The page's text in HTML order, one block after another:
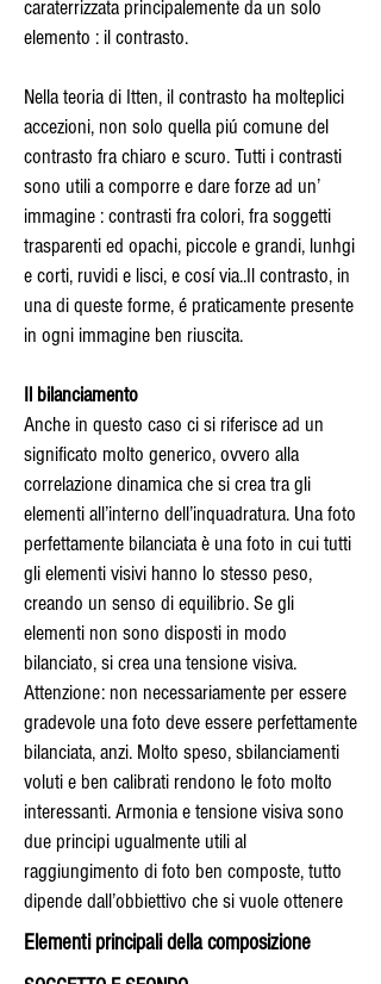
caraterrizzata principalemente da un solo
elemento : il contrasto.
Nella teoria di Itten, il contrasto ha molteplici
accezioni, non solo quella piú comune del
contrasto fra chiaro e scuro. Tutti i contrasti
sono utili a comporre e dare forze ad un’
immagine : contrasti fra colori, fra soggetti
trasparenti ed opachi, piccole e grandi, lunhgi
e corti, ruvidi e lisci, e cosí via..Il contrasto, in
una di queste forme, é praticamente presente
in ogni immagine ben riuscita.
Il bilanciamento
Anche in questo caso ci si riferisce ad un
significato molto generico, ovvero alla
correlazione dinamica che si crea tra gli
elementi all’interno dell’inquadratura. Una foto
perfettamente bilanciata è una foto in cui tutti
gli elementi visivi hanno lo stesso peso,
creando un senso di equilibrio. Se gli
elementi non sono disposti in modo
bilanciato, si crea una tensione visiva.
Attenzione: non necessariamente per essere
gradevole una foto deve essere perfettamente
bilanciata, anzi. Molto speso, sbilanciamenti
voluti e ben calibrati rendono le foto molto
interessanti. Armonia e tensione visiva sono
due principi ugualmente utili al
raggiungimento di foto ben composte, tutto
dipende dall’obbiettivo che si vuole ottenere
Elementi principali della composizione